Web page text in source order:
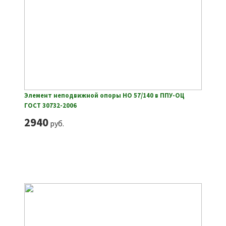
Элемент неподвижной опоры НО 57/140 в ППУ-ОЦ
ГОСТ 30732-2006
2940руб.